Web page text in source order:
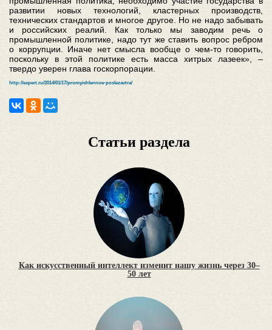
развитии новых технологий, кластерных производств,
технических стандартов и многое другое. Но не надо забывать
и российских реалий. Как только мы заводим речь о
промышленной политике, надо тут же ставить вопрос ребром
о коррупции. Иначе нет смысла вообще о чем-то говорить,
поскольку в этой политике есть масса хитрых лазеек», –
твердо уверен глава госкорпорации.
http://expert.ru/2014/01/17/promyishlennoe-poslezavtra/
Статьи раздела
Как искусственный интеллект изменит нашу жизнь через 30–
50 лет